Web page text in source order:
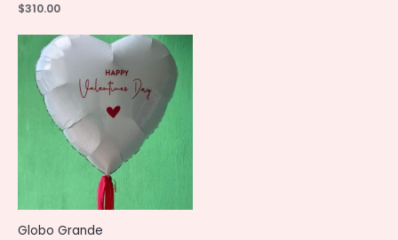
$310.00
Globo Grande